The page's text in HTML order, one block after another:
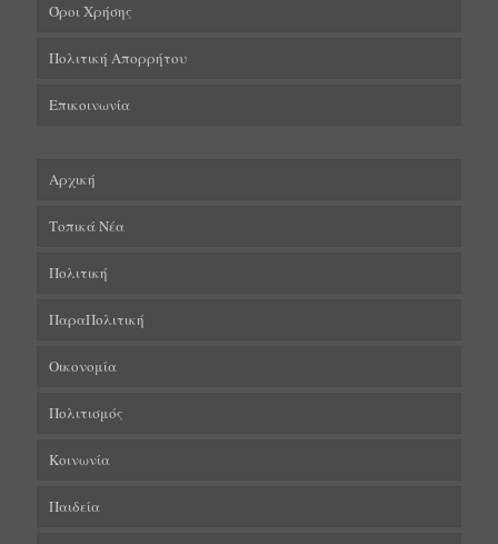
Όροι Χρήσης
Πολιτική Απορρήτου
Επικοινωνία
Αρχική
Τοπικά Νέα
Πολιτική
ΠαραΠολιτική
Οικονομία
Πολιτισμός
Κοινωνία
Παιδεία